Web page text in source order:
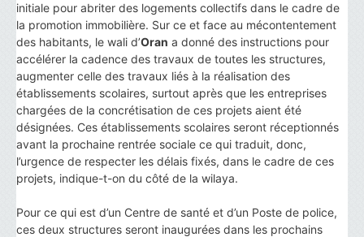
initiale pour abriter des logements collectifs dans le cadre de
la promotion immobilière. Sur ce et face au mécontentement
des habitants, le wali d’Oran a donné des instructions pour
accélérer la cadence des travaux de toutes les structures,
augmenter celle des travaux liés à la réalisation des
établissements scolaires, surtout après que les entreprises
chargées de la concrétisation de ces projets aient été
désignées. Ces établissements scolaires seront réceptionnés
avant la prochaine rentrée sociale ce qui traduit, donc,
l’urgence de respecter les délais fixés, dans le cadre de ces
projets, indique-t-on du côté de la wilaya.
Pour ce qui est d’un Centre de santé et d’un Poste de police,
ces deux structures seront inaugurées dans les prochains